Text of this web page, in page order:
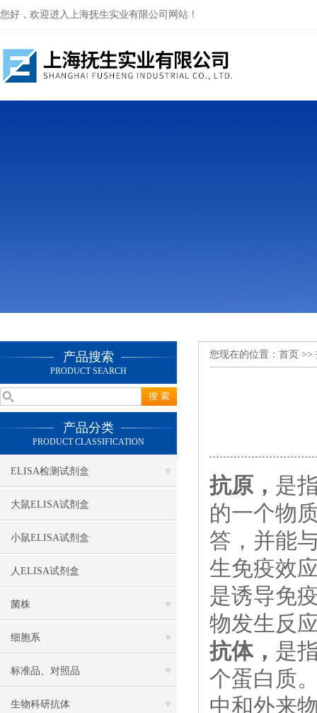
您好，欢迎进入上海抚生实业有限公司网站！
产品搜索
PRODUCT SEARCH
产品分类
PRODUCT CLASSIFICATION
ELISA检测试剂盒
大鼠ELISA试剂盒
小鼠ELISA试剂盒
人ELISA试剂盒
菌株
细胞系
标准品、对照品
生物科研抗体
您现在的位置： 首页 >>
抗原， 是
的一个物
答，并能
生免疫效
是诱导免
物发生反
抗体， 是
个蛋白质
中和外来